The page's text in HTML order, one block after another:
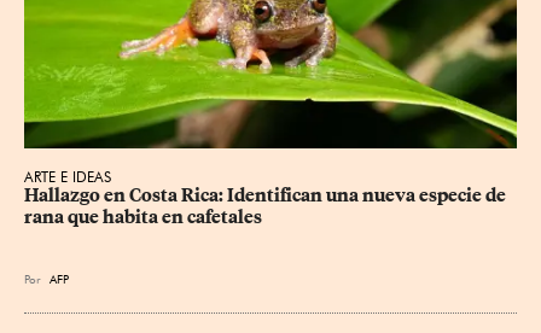
ARTE E IDEAS
Hallazgo en Costa Rica: Identifican una nueva especie de
rana que habita en cafetales
Por AFP